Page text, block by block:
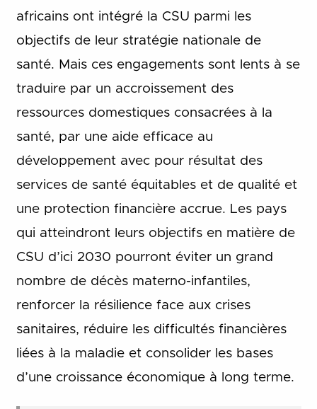
africains ont intégré la CSU parmi les
objectifs de leur stratégie nationale de
santé. Mais ces engagements sont lents à se
traduire par un accroissement des
ressources domestiques consacrées à la
santé, par une aide efficace au
développement avec pour résultat des
services de santé équitables et de qualité et
une protection financière accrue. Les pays
qui atteindront leurs objectifs en matière de
CSU d’ici 2030 pourront éviter un grand
nombre de décès materno-infantiles,
renforcer la résilience face aux crises
sanitaires, réduire les difficultés financières
liées à la maladie et consolider les bases
d’une croissance économique à long terme.